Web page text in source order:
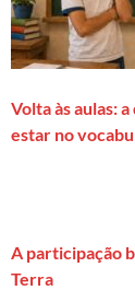
Volta às aulas:
estar no
A participação
Terra